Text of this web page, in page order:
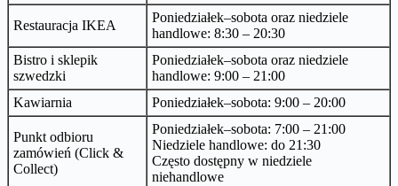
Restauracja IKEA
Poniedziałek–sobota oraz niedziele
handlowe: 8:30 – 20:30
Bistro i sklepik
szwedzki
Poniedziałek–sobota oraz niedziele
handlowe: 9:00 – 21:00
Kawiarnia
Poniedziałek–sobota: 9:00 – 20:00
Punkt odbioru
zamówień (Click &
Collect)
Poniedziałek–sobota: 7:00 – 21:00
Niedziele handlowe: do 21:30
Często dostępny w niedziele
niehandlowe